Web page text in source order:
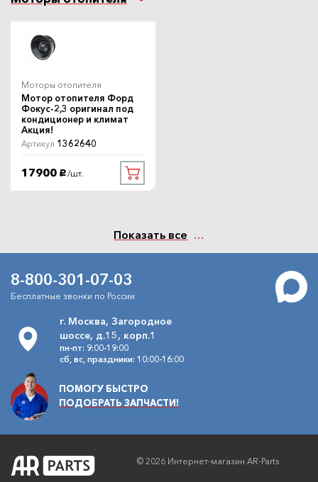
Моторы отопителя
Мотор отопителя Форд
Фокус-2,3 оригинал под
кондиционер и климат
Акция!
Артикул 1362640
17900 руб. /шт.
Показать все
8-800-301-07-03
Бесплатные звонки по России
г. Москва, Загородное
шоссе, д.15, корп.1
пн-пт: 9:00-19:00
сб, вс, праздники: 10:00-16:00
ПОМОГУ БЫСТРО
ПОДОБРАТЬ ЗАПЧАСТИ!
© 2026 Интернет-магазин AR-Parts